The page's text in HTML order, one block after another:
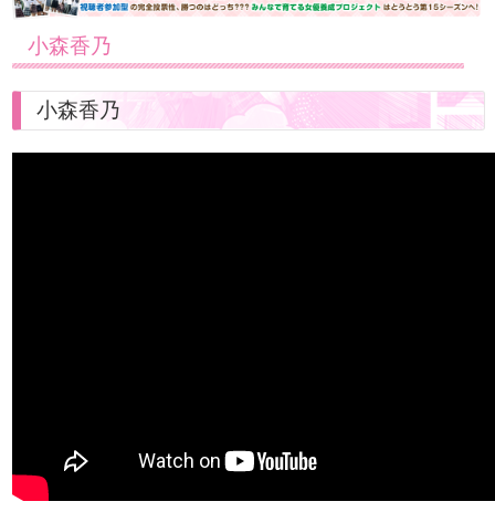
小森香乃
小森香乃